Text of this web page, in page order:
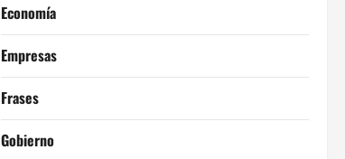
Economía
Empresas
Frases
Gobierno